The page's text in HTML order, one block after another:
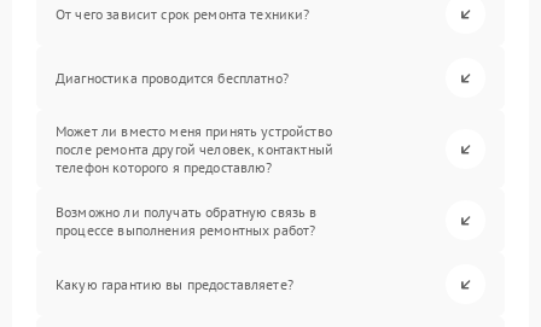
От чего зависит срок ремонта техники?
Диагностика проводится бесплатно?
Может ли вместо меня принять устройство
после ремонта другой человек, контактный
телефон которого я предоставлю?
Возможно ли получать обратную связь в
процессе выполнения ремонтных работ?
Какую гарантию вы предоставляете?